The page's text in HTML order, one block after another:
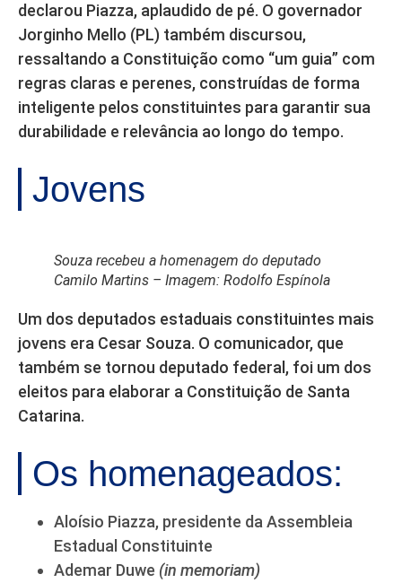
declarou Piazza, aplaudido de pé. O governador
Jorginho Mello (PL) também discursou,
ressaltando a Constituição como “um guia” com
regras claras e perenes, construídas de forma
inteligente pelos constituintes para garantir sua
durabilidade e relevância ao longo do tempo.
Jovens
Souza recebeu a homenagem do deputado
Camilo Martins – Imagem: Rodolfo Espínola
Um dos deputados estaduais constituintes mais
jovens era Cesar Souza. O comunicador, que
também se tornou deputado federal, foi um dos
eleitos para elaborar a Constituição de Santa
Catarina.
Os homenageados:
Aloísio Piazza, presidente da Assembleia
Estadual Constituinte
Ademar Duwe (in memoriam)